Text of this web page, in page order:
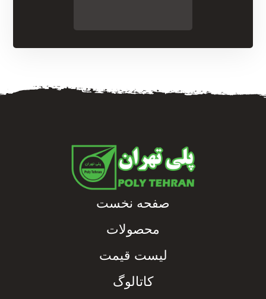
صفحه نخست
محصولات
لیست قیمت
کاتالوگ